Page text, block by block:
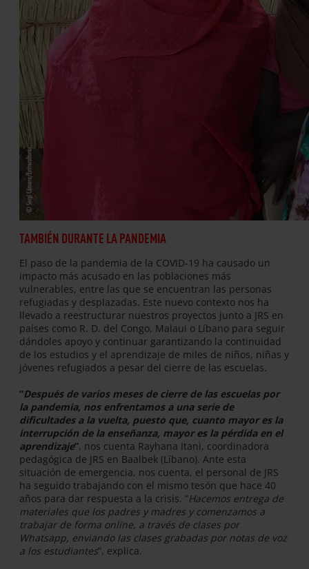
TAMBIÉN DURANTE LA PANDEMIA
El paso de la pandemia de la COVID-19 ha causado un
impacto más acusado en las poblaciones más
vulnerables, entre las que se encuentran las personas
refugiadas y desplazadas. Este nuevo contexto nos ha
llevado a reestructurar nuestros proyectos junto a JRS en
países como R. D. del Congo, Malaui o Líbano para seguir
dándoles apoyo y continuar garantizando la continuidad
de los estudios y el aprendizaje de miles de niños, niñas y
jóvenes refugiados a pesar del cierre de las escuelas.
“Después de varios meses de cierre de las escuelas por
la pandemia, nos enfrentamos a una serie de
dificultades a la vuelta, puesto que, cuanto mayor es la
interrupción de la enseñanza, mayor es la pérdida en el
aprendizaje”, nos cuenta Rayhana Itani, coordinadora
pedagógica de JRS en Baalbek (Líbano). Ante esta
situación de emergencia, nos cuenta, el personal de JRS
ha seguido trabajando con el mismo tesón que hace 40
años para dar respuesta a la crisis. “Hacemos entrega de
materiales que los padres y madres y comenzamos a
trabajar de forma online, a través de clases por
Whatsapp, enviando las clases grabadas por notas de voz
a los estudiantes”, explica.